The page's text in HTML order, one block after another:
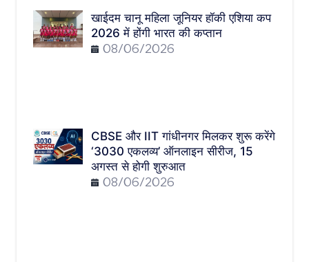
खाईदम चानू महिला जूनियर हॉकी एशिया कप
2026 में होंगी भारत की कप्तान
08/06/2026
CBSE और IIT गांधीनगर मिलकर शुरू करेंगे
‘3030 एकलव्य’ ऑनलाइन सीरीज, 15
अगस्त से होगी शुरुआत
08/06/2026